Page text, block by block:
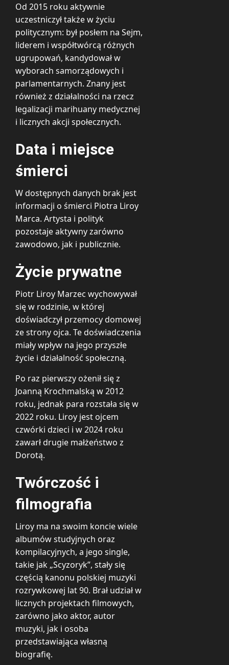
Od 2015 roku aktywnie
uczestniczył także w życiu
politycznym: był posłem na Sejm,
liderem i współtwórcą różnych
ugrupowań, kandydował w
wyborach samorządowych i
parlamentarnych. Znany jest
również z działalności na rzecz
legalizacji marihuany medycznej
i licznych akcji społecznych.
Data i miejsce
śmierci
W dostępnych danych brak jest
informacji o śmierci Piotra Liroy
Marca. Artysta i polityk
pozostaje aktywny zarówno
zawodowo, jak i publicznie.
Życie prywatne
Piotr Liroy Marzec wychowywał
się w rodzinie, w której
doświadczył przemocy domowej
ze strony ojca. Te doświadczenia
miały wpływ na jego przyszłe
życie i działalność społeczną.
Po raz pierwszy ożenił się z
Joanną Krochmalską w 2012
roku, jednak para rozstała się w
2022 roku. Liroy jest ojcem
czwórki dzieci i w 2024 roku
zawarł drugie małżeństwo z
Dorotą.
Twórczość i
filmografia
Liroy ma na swoim koncie wiele
albumów studyjnych oraz
kompilacyjnych, a jego single,
takie jak „Scyzoryk”, stały się
częścią kanonu polskiej muzyki
rozrywkowej lat 90. Brał udział w
licznych projektach filmowych,
zarówno jako aktor, autor
muzyki, jak i osoba
przedstawiająca własną
biografię.